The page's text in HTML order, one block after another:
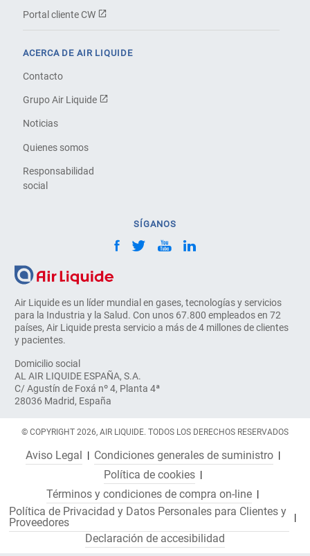
Air Liquide es un líder mundial en gases, tecnologías y servicios
para la Industria y la Salud. Con unos 67.800 empleados en 72
países, Air Liquide presta servicio a más de 4 millones de clientes
y pacientes.
Domicilio social
AL AIR LIQUIDE ESPAÑA, S.A.
C/ Agustín de Foxá nº 4, Planta 4ª
28036 Madrid, España
Portal cliente CW
ACERCA DE AIR LIQUIDE
Contacto
Grupo Air Liquide
Noticias
Quienes somos
Responsabilidad
social
SÍGANOS
© COPYRIGHT 2026, AIR LIQUIDE. TODOS LOS DERECHOS RESERVADOS
Aviso Legal
Condiciones generales de suministro
Política de cookies
Términos y condiciones de compra on-line
Política de Privacidad y Datos Personales para Clientes y
Proveedores
Declaración de accesibilidad